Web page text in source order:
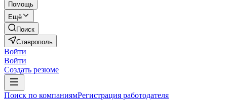
Помощь
Ещё
Поиск
Ставрополь
Войти
Войти
Создать резюме
Поиск по компаниямРегистрация работодателя